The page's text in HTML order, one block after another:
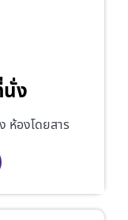
ง
ห้องโดยสาร